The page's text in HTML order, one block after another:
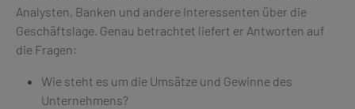
Analysten, Banken und andere Interessenten über die
Geschäftslage. Genau betrachtet liefert er Antworten auf
die Fragen:
Wie steht es um die Umsätze und Gewinne des
Unternehmens?